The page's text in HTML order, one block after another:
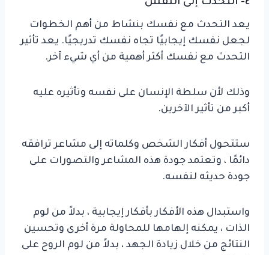
يعد التحدث مع نفسك بنشاط من أهم الخطوات
لجعل نفسك إيجابيًا تجاه نفسك تدريجيًا. يعد تأثير
التحدث مع نفسك أكثر أهمية من أي شيء آخر.
وذلك لأن سلطة الإنسان على نفسه وتأثيره عليه
أكبر من تأثير الآخرين.
ستتحول أفكار الشخص وكلماته إلى مشاعر ترافقه
دائمًا ، وتعتمد جودة هذه المشاعر والتصورات على
جودة حديثه لنفسه.
واستبدال هذه الأفكار بأفكار إيجابية ، بدلاً من لوم
الذات ، يمكنه إلهامها للمحاولة مرة أخرى وتحسين
النتائج من خلال زيادة الجهد ، بدلاً من لوم الروح على